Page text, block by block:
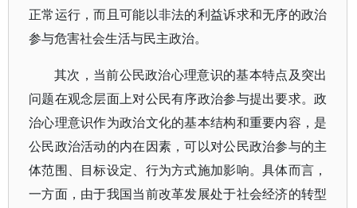
正常运行，而且可能以非法的利益诉求和无序的政治
参与危害社会生活与民主政治。
其次，当前公民政治心理意识的基本特点及突出
问题在观念层面上对公民有序政治参与提出要求。政
治心理意识作为政治文化的基本结构和重要内容，是
公民政治活动的内在因素，可以对公民政治参与的主
体范围、目标设定、行为方式施加影响。具体而言，
一方面，由于我国当前改革发展处于社会经济的转型